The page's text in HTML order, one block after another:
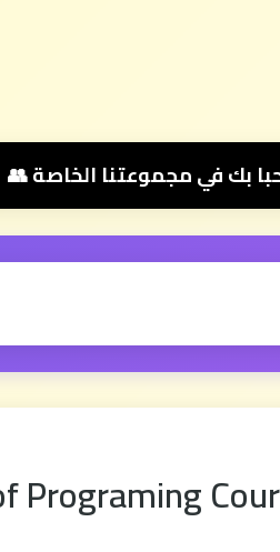
Programing